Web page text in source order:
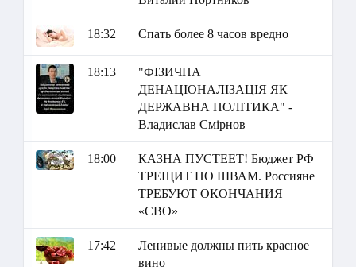
18:32 Спать более 8 часов вредно
18:13
"ФІЗИЧНА
ДЕНАЦІОНАЛІЗАЦІЯ ЯК
ДЕРЖАВНА ПОЛІТИКА" -
Владислав Смірнов
18:00
КАЗНА ПУСТЕЕТ! Бюджет РФ
ТРЕЩИТ ПО ШВАМ. Россияне
ТРЕБУЮТ ОКОНЧАНИЯ
«СВО»
17:42
Ленивые должны пить красное
вино